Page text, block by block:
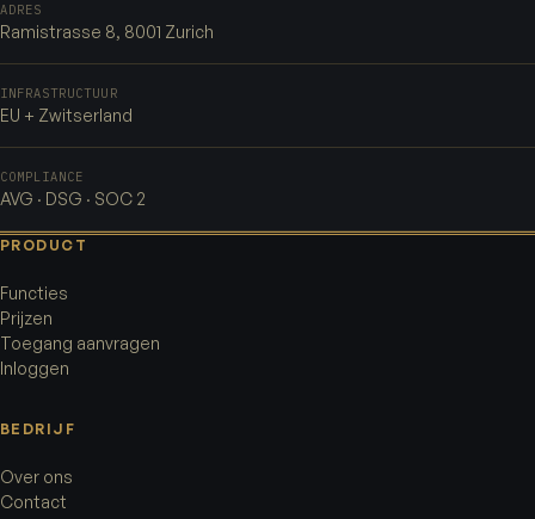
ADRES
Ramistrasse 8, 8001 Zurich
INFRASTRUCTUUR
EU + Zwitserland
COMPLIANCE
AVG · DSG · SOC 2
PRODUCT
Functies
Prijzen
Toegang aanvragen
Inloggen
BEDRIJF
Over ons
Contact